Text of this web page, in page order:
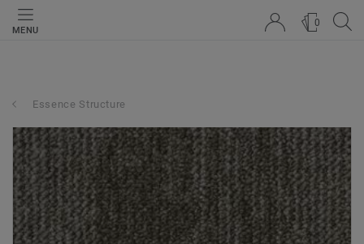
MENU
0
Essence Structure